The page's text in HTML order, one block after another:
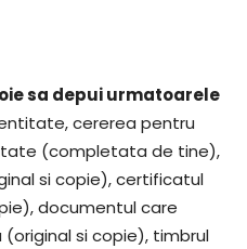
sa depui urmatoarele
cererea pentru
(completata de tine),
si copie), certificatul
documentul care
si copie), timbrul